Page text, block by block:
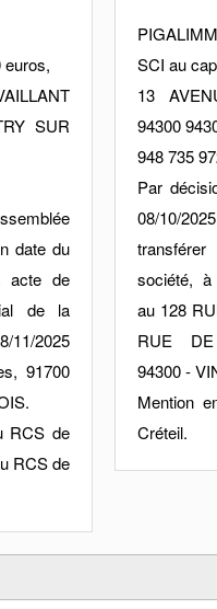
euros,
SUR
date du
acte de
de la
11/2025
91700
RCS de
RCS de
SCI au
13
94300
948 735
Par
08/10/
société, à
au 128
RUE DE
94300 -
Mention
Créteil.